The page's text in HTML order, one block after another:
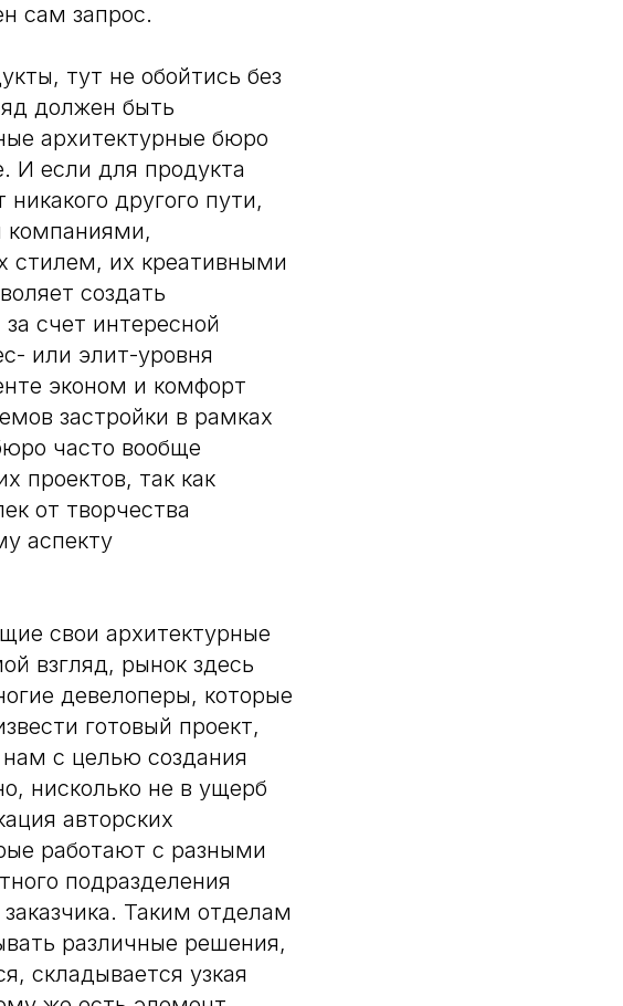
сам запрос.
тут не обойтись без
должен быть
архитектурные бюро
И если для продукта
другого пути,
компаниями,
стилем, их креативными
создать
счет интересной
или элит-уровня
эконом и комфорт
застройки в рамках
часто вообще
проектов, так как
от творчества
аспекту
свои архитектурные
взгляд, рынок здесь
девелоперы, которые
готовый проект,
с целью создания
нисколько не в ущерб
авторских
работают с разными
подразделения
Таким отделам
различные решения,
складывается узкая